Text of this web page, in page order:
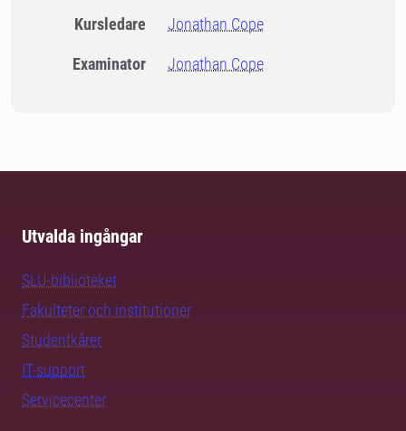
Kursledare Jonathan Cope
Examinator Jonathan Cope
Utvalda ingångar
SLU-biblioteket
Fakulteter och institutioner
Studentkårer
IT-support
Servicecenter